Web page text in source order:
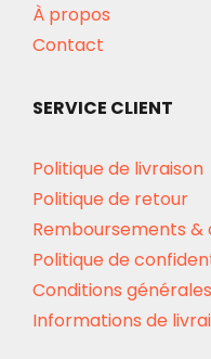
À propos
Contact
SERVICE CLIENT
Politique de livraison
Politique de retour
Remboursements
Politique de
Conditions
Informations de